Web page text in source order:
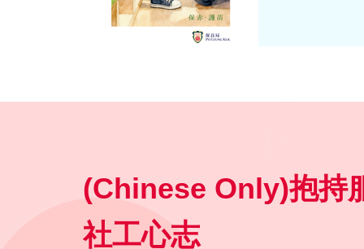
(Chinese Only)抱持
社工心志